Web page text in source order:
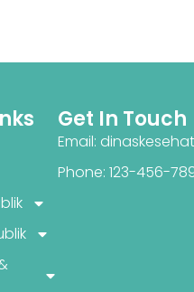
Get In Touch
Email:
Phone: 123-456-